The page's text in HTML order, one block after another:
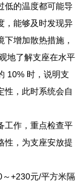
低的温度都可能导
，能够及时发现异
增加散热措施，
地了解支座在水平
10% 时，说明支
性，此时系统会自
工作，重点检查平
性，为支座安放提
+230元/平方米隔